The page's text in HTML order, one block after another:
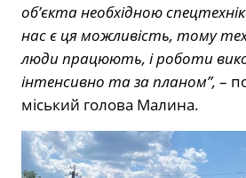
об’єкта необхідною
нас є ця можливість, тому
люди працюють, і роботи
інтенсивно та за планом”, –
міський голова Малина.